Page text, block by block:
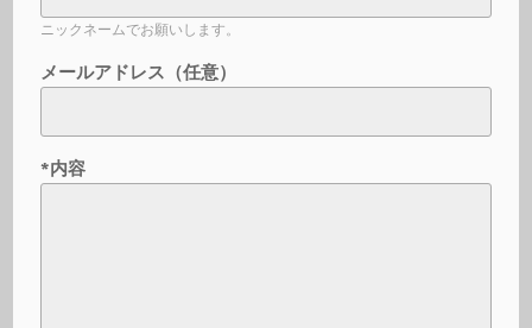
ニックネームでお願いします。
メールアドレス（任意）
*内容